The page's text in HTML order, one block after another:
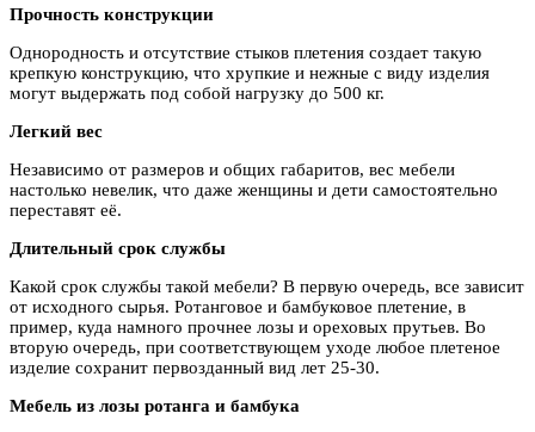
Прочность конструкции
Однородность и отсутствие стыков плетения создает такую
крепкую конструкцию, что хрупкие и нежные с виду изделия
могут выдержать под собой нагрузку до 500 кг.
Легкий вес
Независимо от размеров и общих габаритов, вес мебели
настолько невелик, что даже женщины и дети самостоятельно
переставят её.
Длительный срок службы
Какой срок службы такой мебели? В первую очередь, все зависит
от исходного сырья. Ротанговое и бамбуковое плетение, в
пример, куда намного прочнее лозы и ореховых прутьев. Во
вторую очередь, при соответствующем уходе любое плетеное
изделие сохранит первозданный вид лет 25-30.
Мебель из лозы ротанга и бамбука